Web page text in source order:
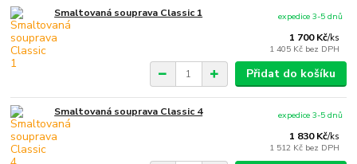
Smaltovaná souprava Classic 1
1 700 Kč/ks
1 405 Kč bez DPH
expedice 3-5 dnů
Přidat do košíku
Smaltovaná souprava Classic 4
1 830 Kč/ks
1 512 Kč bez DPH
expedice 3-5 dnů